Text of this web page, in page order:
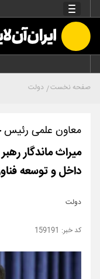
صفحه نخست دولت
معاون علمی رئیس
میراث ماندگار
داخل و توسعه
دولت
159191